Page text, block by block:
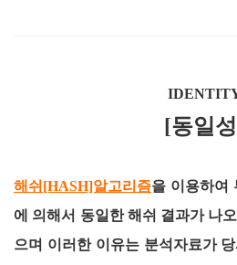
[동일
해쉬[HASH]알고리즘을 이용하여
에 의해서 동일한 해쉬 결과가 나
으며 이러한 이유는 분석자료가